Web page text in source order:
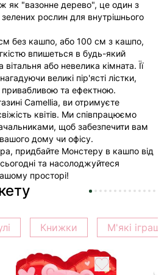
як "вазонне дерево", це один з
рослин для внутрішнього
без кашпо, або 100 см з кашпо,
впишеться в будь-який
або невелика кімната. Її
великі пір'ясті лістки,
привабливою та ефектною.
Camellia, ви отримуєте
квітів. Ми співпрацюємо
щоб забезпечити вам
дому чи офісу.
придбайте Монстеру в кашпо від
та насолоджуйтеся
просторі!
Книжки М'які